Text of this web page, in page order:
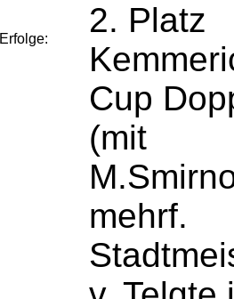
Erfolge:
2. Platz
Cup
(mit
mehrf.